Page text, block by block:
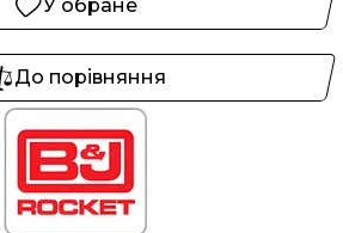
У обране
До порівняння